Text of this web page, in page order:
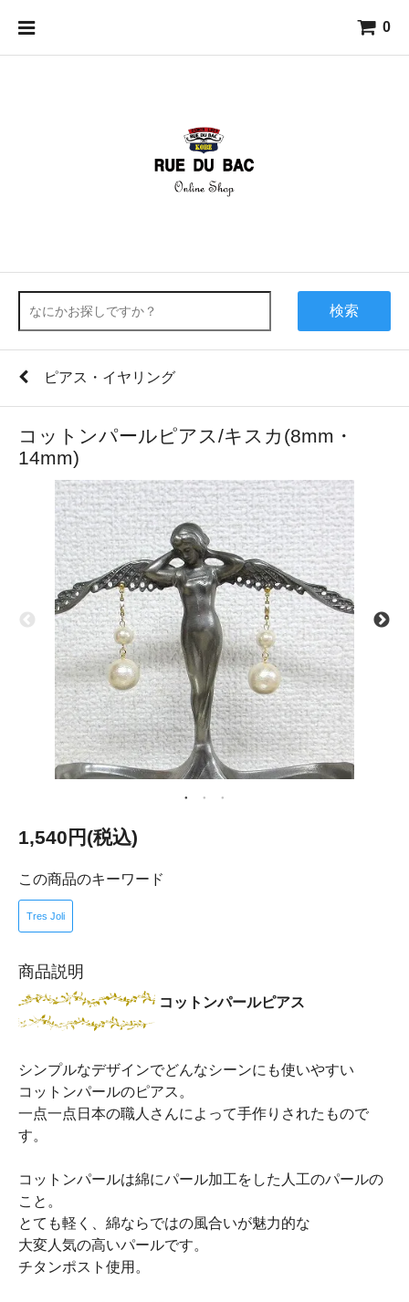
0
検索
ピアス・イヤリング
コットンパールピアス/キスカ(8mm・
14mm)
1,540円(税込)
この商品のキーワード
Tres Joli
商品説明
コットンパールピアス
シンプルなデザインでどんなシーンにも使いやすい
コットンパールのピアス。
一点一点日本の職人さんによって手作りされたもので
す。
コットンパールは綿にパール加工をした人工のパールの
こと。
とても軽く、綿ならではの風合いが魅力的な
大変人気の高いパールです。
チタンポスト使用。